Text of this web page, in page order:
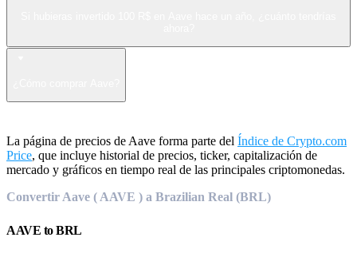
La página de precios de Aave forma parte del Índice de Crypto.com
Price, que incluye historial de precios, ticker, capitalización de
mercado y gráficos en tiempo real de las principales criptomonedas.
Convertir Aave ( AAVE ) a Brazilian Real (BRL)
AAVE toBRL